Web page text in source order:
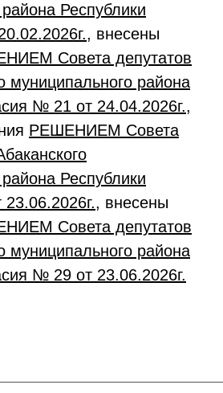
Республики
, внесены
Совета депутатов
муниципального района
№ 21 от 24.04.2026г.,
РЕШЕНИЕМ Совета
Республики
23.06.2026г., внесены
Совета депутатов
муниципального района
№ 29 от 23.06.2026г.